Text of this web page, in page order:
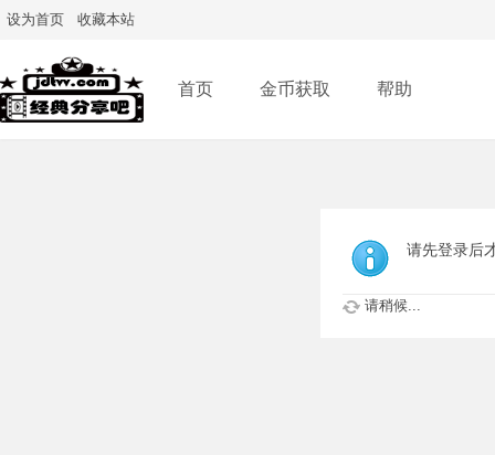
设为首页 收藏本站
首页 金币获取 帮助
请先登录后
请稍候...